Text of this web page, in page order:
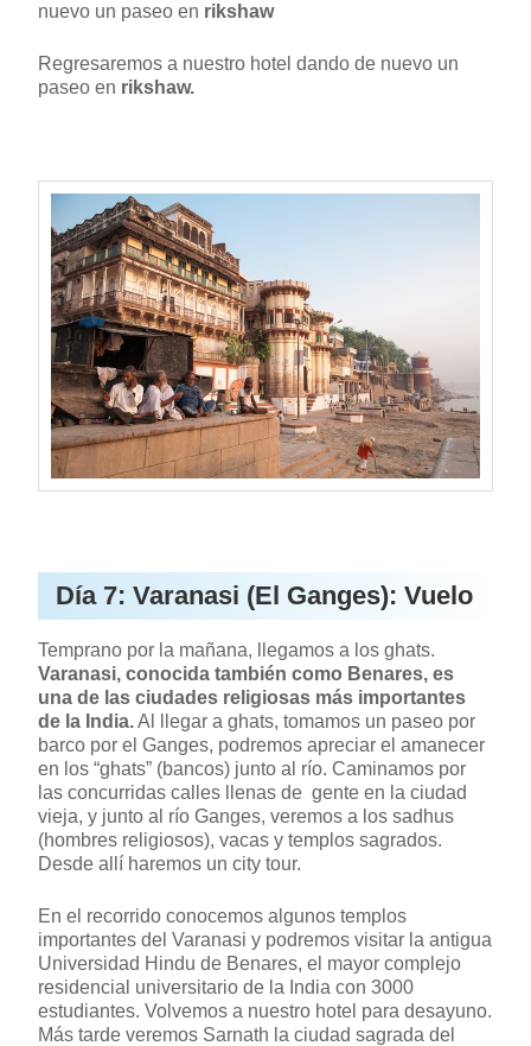
nuevo un paseo en rikshaw
Regresaremos a nuestro hotel dando de nuevo un
paseo en rikshaw.
Día 7: Varanasi (El Ganges): Vuelo
Temprano por la mañana, llegamos a los ghats.
Varanasi, conocida también como Benares, es
una de las ciudades religiosas más importantes
de la India.Al llegar a ghats, tomamos un paseo por
barco por el Ganges, podremos apreciar el amanecer
en los “ghats” (bancos) junto al río. Caminamos por
las concurridas calles llenas de gente en la ciudad
vieja, y junto al río Ganges, veremos a los sadhus
(hombres religiosos), vacas y templos sagrados.
Desde allí haremos un city tour.
En el recorrido conocemos algunos templos
importantes del Varanasi y podremos visitar la antigua
Universidad Hindu de Benares, el mayor complejo
residencial universitario de la India con 3000
estudiantes. Volvemos a nuestro hotel para desayuno.
Más tarde veremos Sarnath la ciudad sagrada del